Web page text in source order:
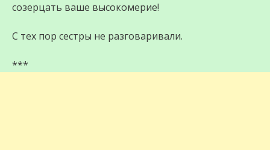
созерцать ваше высокомерие!
С тех пор сестры не разговаривали.
***